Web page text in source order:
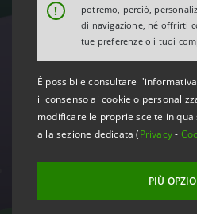
!
potremo, perciò,
di navigazione, né offrirti
tue preferenze o i tuoi
È possibile consultare
il consenso ai cookie o
modificare le proprie scelte in
alla sezione dedicata (Privacy-
PIÙ